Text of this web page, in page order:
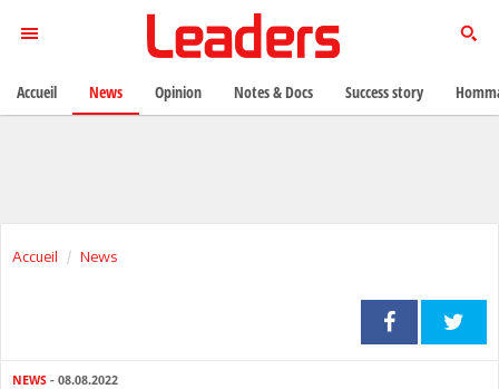
Accueil News
NEWS - 08.08.2022
Accueil News Opinion Notes & Docs Success story